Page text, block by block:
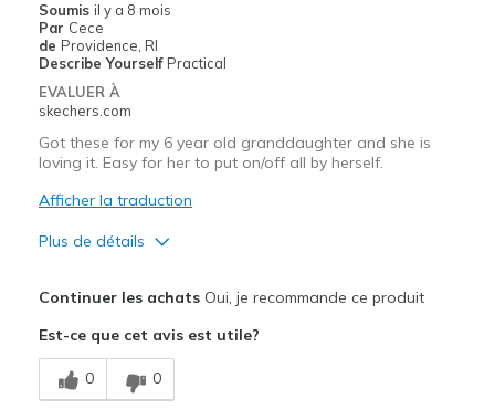
Width
Sizing
Feels true to size
View On Shoes
Soumis il y a 8 mois
Par Cece
de Providence, RI
Describe Yourself Practical
EVALUER À
skechers.com
Got these for my 6 year old granddaughter and she is
loving it. Easy for her to put on/off all by herself.
Afficher la traduction
Plus de détails
Comfortable
Easy on
Continuer les achatsOui, je recommande ce produit
Est-ce que cet avis est utile?
0 0